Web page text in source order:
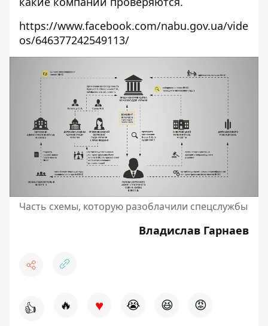
https://www.facebook.com/nabu.gov.ua/vide
os/646377242549113/
Часть схемы, которую разоблачили спецслужбы
Владислав Гарнаев
👍 🔥 ♥ 😭 😆 😡